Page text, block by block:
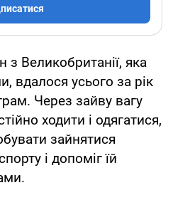
з Великобританії, яка
вдалося усього за рік
Через зайву вагу
ходити і одягатися,
зайнятися
і допоміг їй